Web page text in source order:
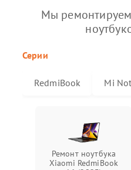
Мы
Серии
RedmiBook Mi
Ремонт ноутбука
Xiaomi RedmiBook